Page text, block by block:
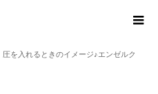
圧を入れるときのイメージ♪エンゼルク